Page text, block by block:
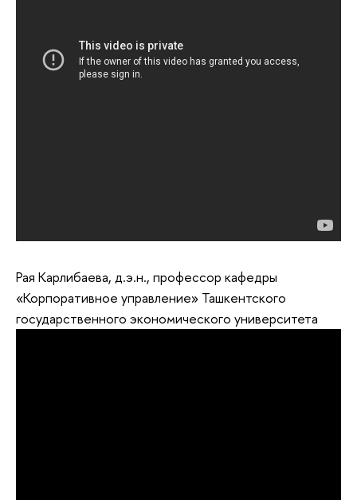
Рая Карлибаева, д.э.н., профессор кафедры
«Корпоративное управление» Ташкентского
государственного экономического университета